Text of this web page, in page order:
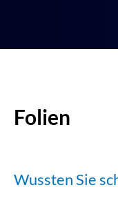
Folien
Wussten Sie